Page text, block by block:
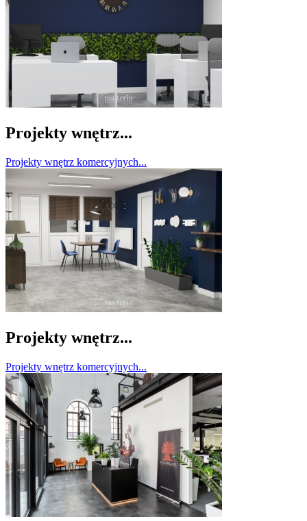
Projekty wnętrz...
Projekty wnętrz komercyjnych...
Projekty wnętrz...
Projekty wnętrz komercyjnych...